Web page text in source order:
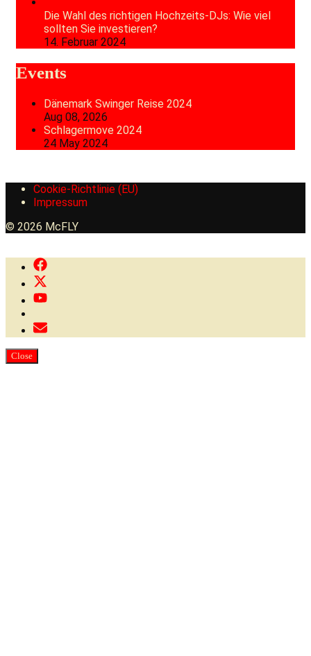
Die Wahl des richtigen Hochzeits-DJs: Wie viel
sollten Sie investieren?
14. Februar 2024
Events
Dänemark Swinger Reise 2024
Aug 08, 2026
Schlagermove 2024
24 May 2024
Cookie-Richtlinie (EU)
Impressum
© 2026 McFLY
Close